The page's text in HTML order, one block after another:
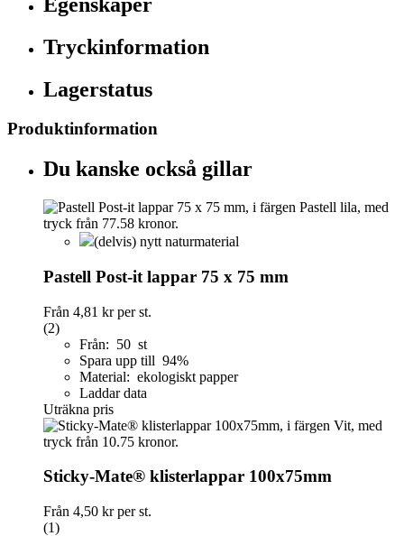
Tryckinformation
Lagerstatus
Produktinformation
Du kanske också gillar
(delvis) nytt naturmaterial
Pastell Post-it lappar 75 x 75 mm
Från 4,81 krper st.
(2)
Från: 50 st
Spara upp till 94%
Material: ekologiskt papper
Laddar data
Uträkna pris
Sticky-Mate® klisterlappar 100x75mm
Från 4,50 krper st.
(1)